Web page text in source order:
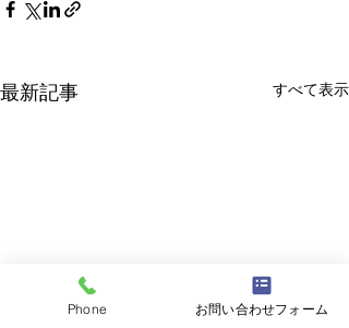
最新記事 すべて表示
Phone お問い合わせフォーム